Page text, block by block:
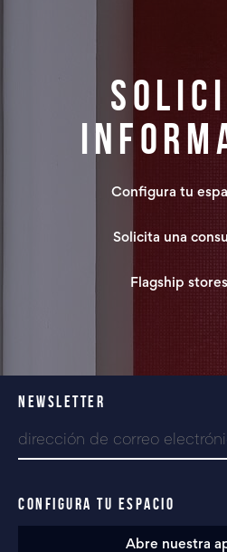
Configura tu
Solicita una
Flagship stores
NEWSLETTER
CONFIGURA TU ESPACIO
Abre nuestra